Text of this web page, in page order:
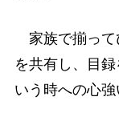
家族で揃って
を共有し、目
いう時への心強